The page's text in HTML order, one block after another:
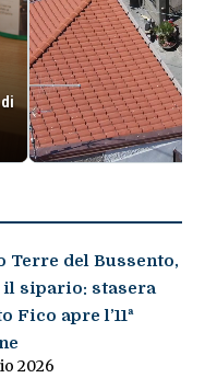
Terre del Bussento,
il sipario: stasera
Fico apre l’11ª
2026